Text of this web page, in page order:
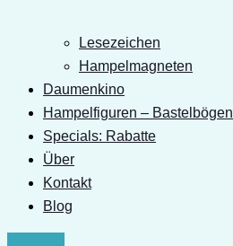
Lesezeichen
Hampelmagneten
Daumenkino
Hampelfiguren – Bastelbögen
Specials: Rabatte
Über
Kontakt
Blog